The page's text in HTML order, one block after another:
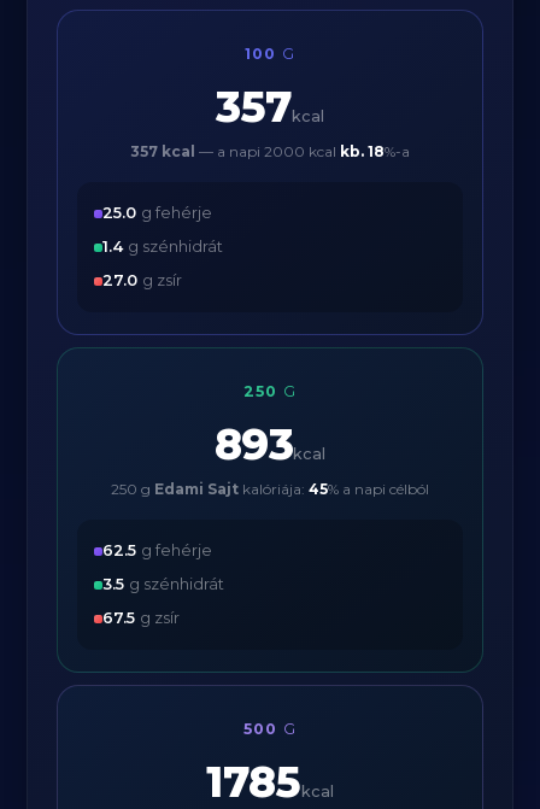
100 G
357kcal
357 kcal — a napi 2000 kcal kb. 18%-a
25.0 g fehérje
1.4 g szénhidrát
27.0 g zsír
250 G
893kcal
250 g Edami Sajt kalóriája: 45% a napi célból
62.5 g fehérje
3.5 g szénhidrát
67.5 g zsír
500 G
1785 kcal